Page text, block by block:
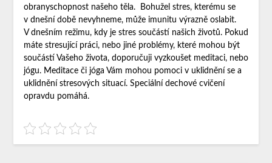
obranyschopnost našeho těla.
Bohužel stres, kterému se
v dnešní době nevyhneme, může imunitu výrazně oslabit.
V dnešním režimu, kdy je stres součástí našich životů. Pokud
máte stresující práci, nebo jiné problémy, které mohou být
součástí Vašeho života, doporučuji vyzkoušet meditaci, nebo
jógu. Meditace či jóga Vám mohou pomoci v uklidnění se a
uklidnění stresových situací. Speciální dechové cvičení
opravdu pomáhá.